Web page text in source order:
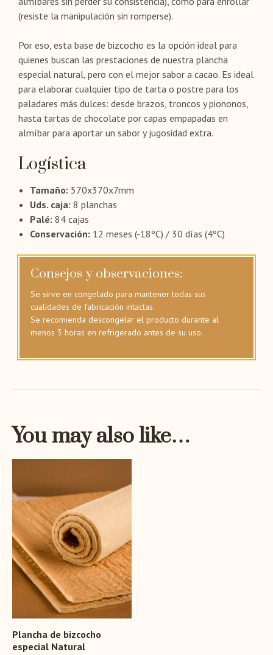
(resiste la manipulación sin romperse).
Por eso, esta base de bizcocho es la opción ideal para
quienes buscan las prestaciones de nuestra plancha
especial natural, pero con el mejor sabor a cacao. Es ideal
para elaborar cualquier tipo de tarta o postre para los
paladares más dulces: desde brazos, troncos y piononos,
hasta tartas de chocolate por capas empapadas en
almíbar para aportar un sabor y jugosidad extra.
Logística
Tamaño: 570x370x7mm
Uds. caja: 8 planchas
Palé: 84 cajas
Conservación: 12 meses (-18ºC) / 30 días (4ºC)
Consejos y observaciones:
Se sirve en congelado para mantener todas sus
cualidades de fabricación intactas.
Se recomienda descongelar el producto durante al
menos 3 horas en refrigerado antes de su uso.
You may also like…
Plancha de bizcocho
especial Natural